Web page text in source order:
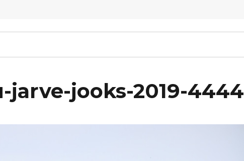
jooks-2019-4444